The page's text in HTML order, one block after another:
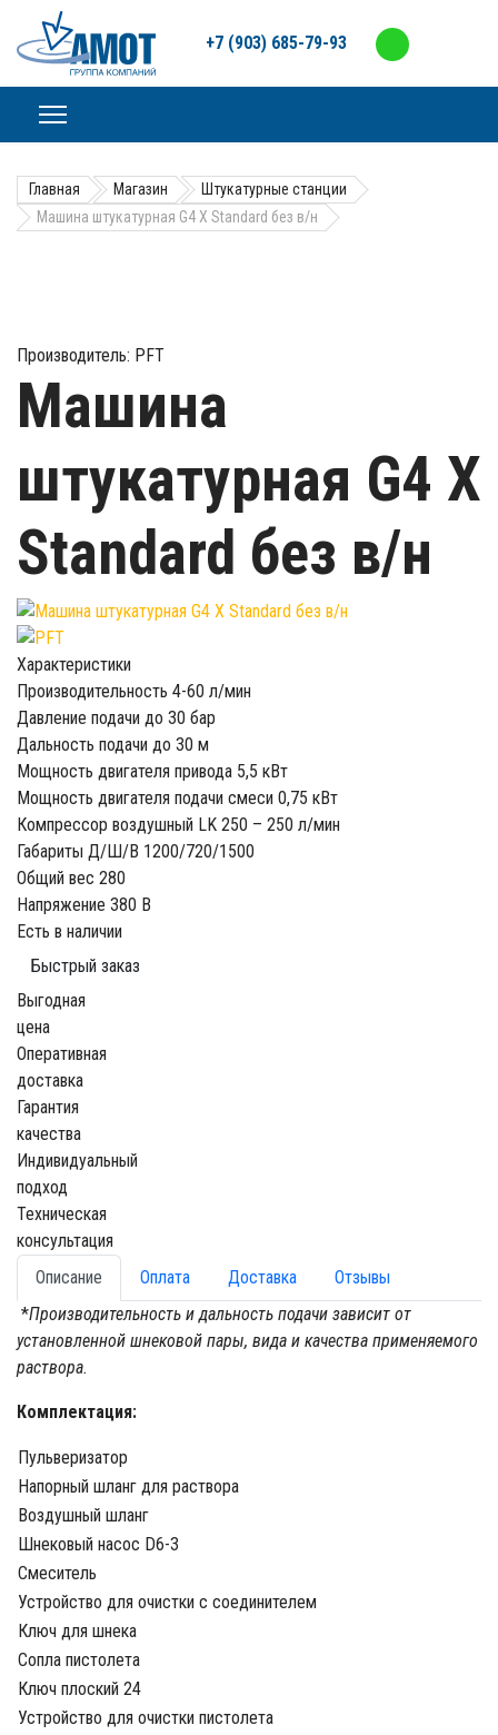
+7 (903) 685-79-93
Главная Магазин
Штукатурные станции
Машина штукатурная G4 X Standard без в/н
Производитель: PFT
Машина
штукатурная G4 X
Standard без в/н
Характеристики
Производительность 4-60 л/мин
Давление подачи до 30 бар
Дальность подачи до 30 м
Мощность двигателя привода 5,5 кВт
Мощность двигателя подачи смеси 0,75 кВт
Компрессор воздушный LK 250 – 250 л/мин
Габариты Д/Ш/В 1200/720/1500
Общий вес 280
Напряжение 380 В
Есть в наличии
Быстрый заказ
Выгодная
цена
Оперативная
доставка
Гарантия
качества
Индивидуальный
подход
Техническая
консультация
Описание
Оплата Доставка
Отзывы
*Производительность и дальность подачи зависит от
установленной шнековой пары, вида и качества применяемого
раствора.
Комплектация:
Пульверизатор
Напорный шланг для раствора
Воздушный шланг
Шнековый насос D6-3
Смеситель
Устройство для очистки с соединителем
Ключ для шнека
Сопла пистолета
Ключ плоский 24
Устройство для очистки пистолета